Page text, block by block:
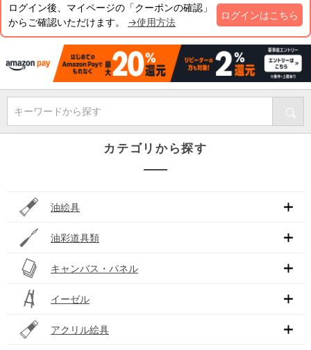
ログイン後、マイページの「クーポンの確認」
からご確認いただけます。 →使用方法
ログインはこちら
キーワードから探す
カテゴリから探す
油絵具
油彩道具類
キャンバス・パネル
イーゼル
アクリル絵具